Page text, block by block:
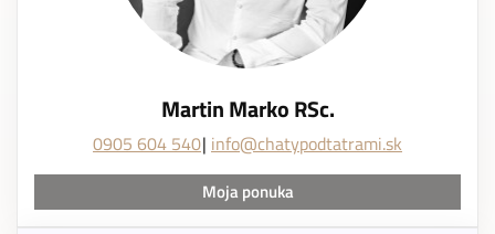
Martin Marko RSc.
0905 604 540 info@chatypodtatrami.sk
Moja ponuka